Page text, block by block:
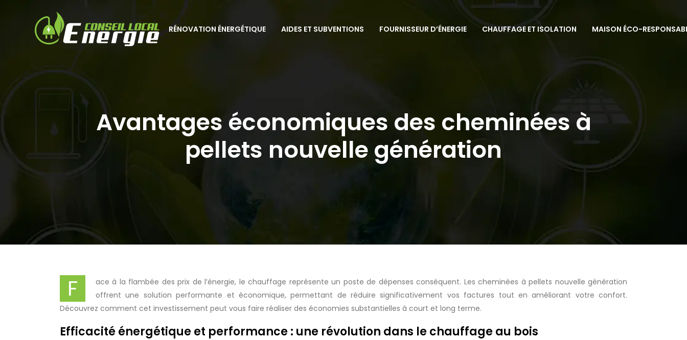
RÉNOVATION ÉNERGÉTIQUE AIDES ET SUBVENTIONS FOURNISSEUR D’ÉNERGIE CHAUFFAGE ET ISOLATION MAISON ÉCO-
Avantages économiques des cheminées à
pellets nouvelle génération
F
ace à la flambée des prix de l’énergie, le chauffage représente un poste de dépenses conséquent. Les cheminées à pellets nouvelle génération
offrent une solution performante et économique, permettant de réduire significativement vos factures tout en améliorant votre confort.
Découvrez comment cet investissement peut vous faire réaliser des économies substantielles à court et long terme.
Efficacité énergétique et performance : une révolution dans le chauffage au bois